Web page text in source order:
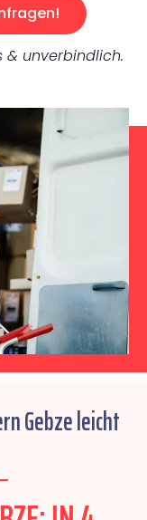
& unverbindlich.
Gebze leicht